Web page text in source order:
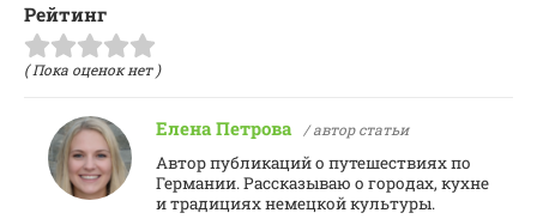
Рейтинг
( Пока оценок нет )
Елена Петрова / автор статьи
Автор публикаций о путешествиях по
Германии. Рассказываю о городах, кухне
и традициях немецкой культуры.